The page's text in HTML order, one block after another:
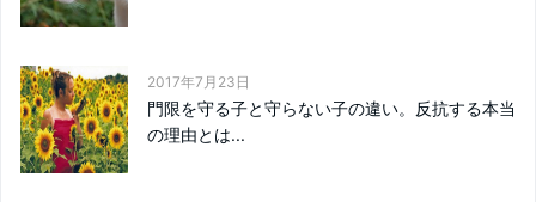
2017年7月23日
門限を守る子と守らない子の違い。反抗する本当
の理由とは...